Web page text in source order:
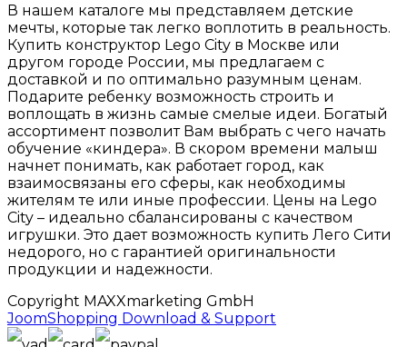
В нашем каталоге мы представляем детские
мечты, которые так легко воплотить в реальность.
Купить конструктор Lego City в Москве или
другом городе России, мы предлагаем с
доставкой и по оптимально разумным ценам.
Подарите ребенку возможность строить и
воплощать в жизнь самые смелые идеи. Богатый
ассортимент позволит Вам выбрать с чего начать
обучение «киндера». В скором времени малыш
начнет понимать, как работает город, как
взаимосвязаны его сферы, как необходимы
жителям те или иные профессии. Цены на Lego
City – идеально сбалансированы с качеством
игрушки. Это дает возможность купить Лего Сити
недорого, но с гарантией оригинальности
продукции и надежности.
Copyright MAXXmarketing GmbH
JoomShopping Download & Support